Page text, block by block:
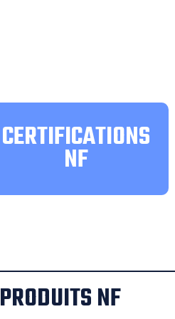
CERTIFICATIONS
NF
PRODUITS NF